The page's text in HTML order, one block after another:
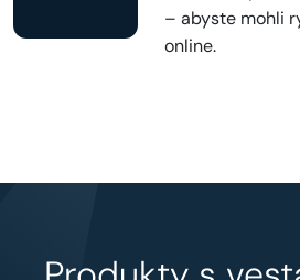
– abyste mohli
online.